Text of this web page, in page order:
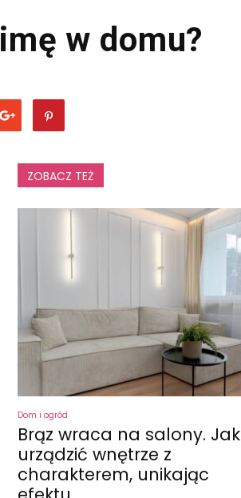
w domu?
ZOBACZ TEŻ
Dom i ogród
Brąz wraca na salony. Jak
urządzić wnętrze z
charakterem, unikając